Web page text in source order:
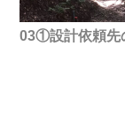
03①設計依頼先